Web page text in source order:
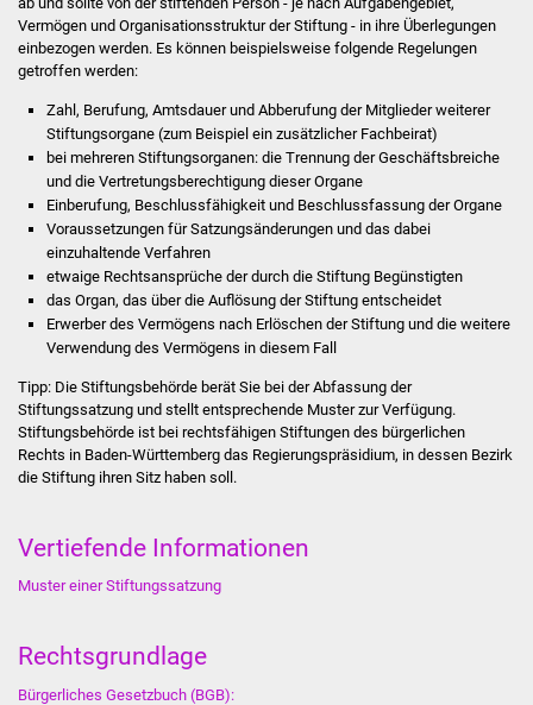
FNP / Bebauungspläne
Wahlen
Stadtinfo
Jubiläumsjahr 2021
Partnerstädte
Projekte
Schulentwicklung Bizet
Sanierung Hallenbad
Sanierung Bizethalle
Presse
Vermögen und Organisationsstruktur der Stiftung - in ihre Überlegungen
einbezogen werden. Es können beispielsweise folgende Regelungen
getroffen werden:
Zahl, Berufung, Amtsdauer und Abberufung der Mitglieder weiterer
Stiftungsorgane (zum Beispiel ein zusätzlicher Fachbeirat)
bei mehreren Stiftungsorganen: die Trennung der Geschäftsbreiche
und die Vertretungsberechtigung dieser Organe
Einberufung, Beschlussfähigkeit und Beschlussfassung der Organe
Voraussetzungen für Satzungsänderungen und das dabei
einzuhaltende Verfahren
etwaige Rechtsansprüche der durch die Stiftung Begünstigten
das Organ, das über die Auflösung der Stiftung entscheidet
Erwerber des Vermögens nach Erlöschen der Stiftung und die weitere
Verwendung des Vermögens in diesem Fall
Tipp: Die Stiftungsbehörde berät Sie bei der Abfassung der
Stiftungssatzung und stellt entsprechende Muster zur Verfügung.
Stiftungsbehörde ist bei rechtsfähigen Stiftungen des bürgerlichen
Rechts in Baden-Württemberg das Regierungspräsidium, in dessen Bezirk
die Stiftung ihren Sitz haben soll.
Vertiefende Informationen
Muster einer Stiftungssatzung
Rechtsgrundlage
Bürgerliches Gesetzbuch (BGB):